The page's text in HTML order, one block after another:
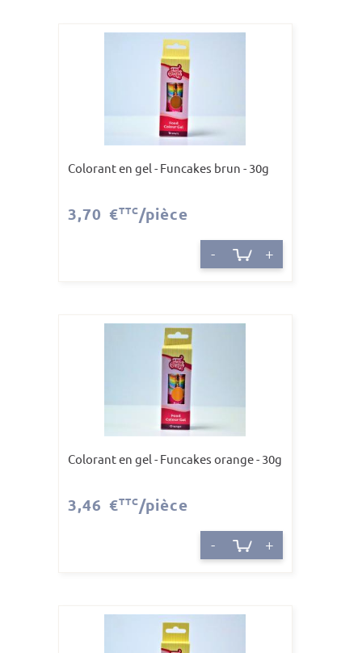
Colorant en gel - Funcakes brun - 30g
3,70 €TTC /pièce
- +
Colorant en gel - Funcakes orange - 30g
3,46 €TTC /pièce
- +